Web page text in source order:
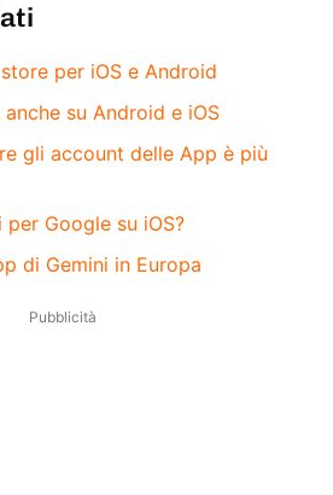
per iOS e Android
su Android e iOS
gli account delle App è più
Google su iOS?
di Gemini in Europa
Pubblicità